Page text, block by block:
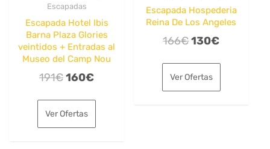
Escapadas
Escapada Hotel Ibis
Barna Plaza Glories
veintidos + Entradas al
Museo del Camp Nou
191€El
original
era:
160€El
es:
Ver Ofertas
Escapada Hospederia
Reina De Los Angeles
166€El
original
era:
130€El
es:
Ver Ofertas